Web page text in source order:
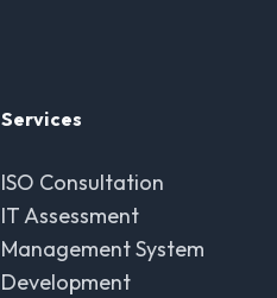
Services
ISO Consultation
IT Assessment
Management System
Development